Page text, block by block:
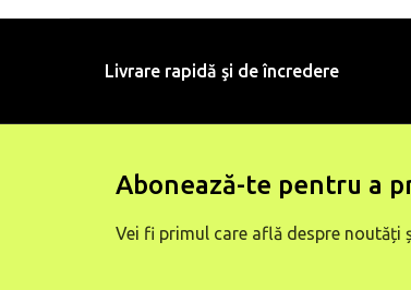
Livrare rapidă şi de încredere
Abonează-te pentru a
Vei fi primul care află despre noutăți